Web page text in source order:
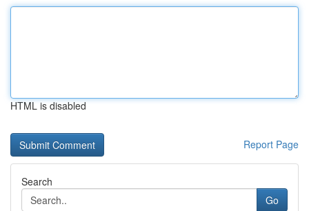
HTML is disabled
Report Page
Search
Go